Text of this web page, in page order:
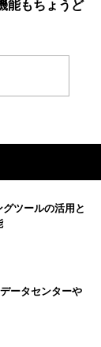
能もちょうど
ツールの活用と
ータセンターや